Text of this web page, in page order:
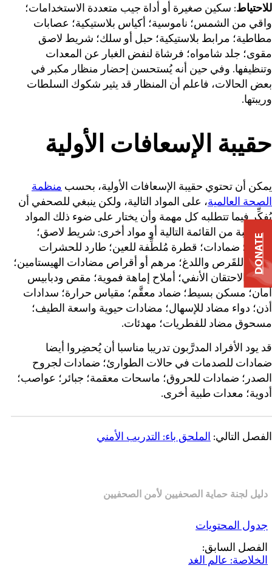
للاحتياط: سكين صغيرة أو أداة جيب متعددة الاستخدامات؛
واقي من الشمس؛ ناموسية؛ أكياس بلاستيكية؛ عصابات
مطاطية؛ مرابط بلاستيكية؛ حبل أو سلك؛ شريط لاصق
مقوى؛ جلد شامواه؛ فرشاة لنفض الغبار عن المعدات
وتنظيفها. وفي حين أنه يُستحسن إحضار منظار مكبر في
بعض الحالات، فاعلم أن المنظار قد يثير شكوك السلطات
وريبتها.
حقيبة الإسعافات الأولية
يمكن أن تحتوي حقيبة الإسعافات الأولية، بحسبمنظمة
الصحة العالمية، على المواد التالية، ولكن ينبغي للصحفي أن
يُفكِّر فيما تتطلبه كل مهمة وأن يختار على ضوء ذلك المواد
المناسبة من القائمة التالية أو مواد أخرى: شريط لاصق؛
مُطهِّر؛ ضمادات؛ قطرة مُلطِّفة للعين؛ طارد للحشرات
وعلاج للقَرص واللدغ؛ مرهم أو أقراص مضادات الهيستامين؛
مزيل الاحتقان الأنفي؛ أملاح إماهة فموية؛ مقص ودبابيس
أمان؛ مسكن بسيط؛ ضماد معقَّم؛ مقياس حرارة؛ سدادات
أذن؛ دواء مضاد للإسهال؛ مضادات حيوية واسعة الطيف؛
مسحوق مضاد للفطريات؛ مهدئات.
قد يود الأفراد المدرَّبون تدريبا مناسبا أن يُحضِروا أيضا
ضمادات للصدمات في حالات الطوارئ؛ ضمادات لجروح
الصدر؛ ضمادات للحروق؛ ماسحات معقمة؛ جبائر؛ عواصب؛
أدوية؛ معدات طبية أخرى.
الفصل التالي:الملحق باء: التدريب الأمني
دليل لجنة حماية الصحفيين لأمن الصحفيين
جدول المحتويات
الفصل السابق:
الخلاصة: عالم الغد
DONATE